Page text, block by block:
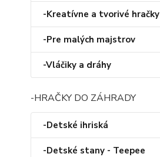
-Kreatívne a tvorivé hračky
-Pre malých majstrov
-Vláčiky a dráhy
-HRAČKY DO ZÁHRADY
-Detské ihriská
-Detské stany - Teepee